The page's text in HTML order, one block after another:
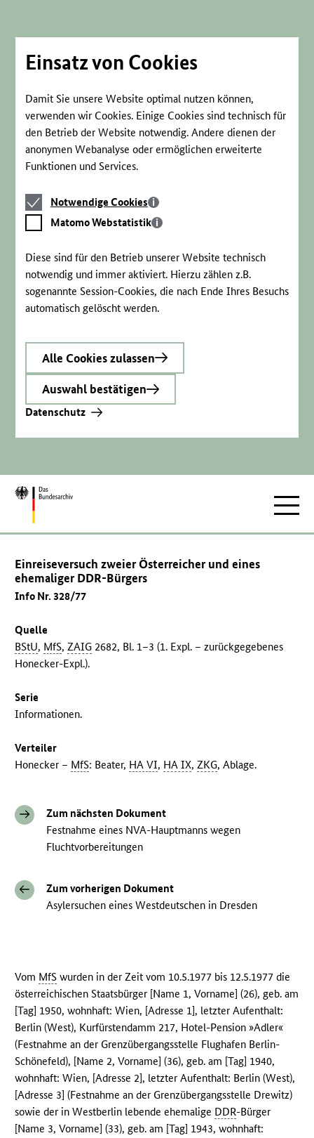
Einsatz von Cookies
Damit Sie unsere Website optimal nutzen können,
verwenden wir Cookies. Einige Cookies sind technisch für
den Betrieb der Website notwendig. Andere dienen der
anonymen Webanalyse oder ermöglichen erweiterte
Funktionen und Services.
Notwendige
Cookies
Notwendige Cookies
Matomo
Webstatistik
Matomo Webstatistik
Diese sind für den Betrieb unserer Website technisch
notwendig und immer aktiviert. Hierzu zählen z.B.
sogenannte Session-Cookies, die nach Ende Ihres Besuchs
automatisch gelöscht werden.
Alle Cookies zulassen
Auswahl bestätigen
Datenschutz
Zur
Einreiseversuch zweier Österreicher und eines
ehemaliger DDR-Bürgers
Info Nr. 328/77
Quelle
BStU, MfS,ZAIG 2682, Bl. 1–3 (1. Expl. – zurückgegebenes
Honecker-Expl.).
Serie
Informationen.
Verteiler
Honecker – MfS: Beater, HA VI, HA IX,ZKG, Ablage.
Zum nächsten Dokument
Festnahme eines NVA-Hauptmanns wegen
Fluchtvorbereitungen
Zum vorherigen Dokument
Asylersuchen eines Westdeutschen in Dresden
Vom MfS wurden in der Zeit vom 10.5.1977 bis 12.5.1977 die
österreichischen Staatsbürger [Name 1, Vorname] (26), geb. am
[Tag] 1950, wohnhaft: Wien, [Adresse 1], letzter Aufenthalt:
Berlin (West), Kurfürstendamm 217, Hotel-Pension »Adler«
(Festnahme an der Grenzübergangsstelle Flughafen Berlin-
Schönefeld), [Name 2, Vorname] (36), geb. am [Tag] 1940,
wohnhaft: Wien, [Adresse 2], letzter Aufenthalt: Berlin (West),
[Adresse 3] (Festnahme an der Grenzübergangsstelle Drewitz)
sowie der in Westberlin lebende ehemalige DDR-Bürger
[Name 3, Vorname] (33), geb. am [Tag] 1943, wohnhaft: